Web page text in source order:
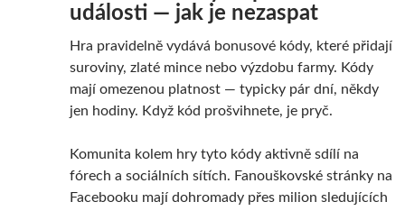
události — jak je nezaspat
Hra pravidelně vydává bonusové kódy, které přidají
suroviny, zlaté mince nebo výzdobu farmy. Kódy
mají omezenou platnost — typicky pár dní, někdy
jen hodiny. Když kód prošvihnete, je pryč.
Komunita kolem hry tyto kódy aktivně sdílí na
fórech a sociálních sítích. Fanouškovské stránky na
Facebooku mají dohromady přes milion sledujících